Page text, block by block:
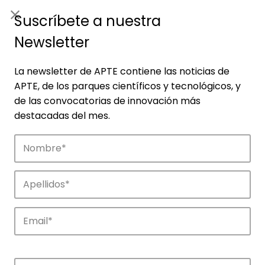
Suscríbete a nuestra
Newsletter
La newsletter de APTE contiene las noticias de
APTE, de los parques científicos y tecnológicos, y
de las convocatorias de innovación más
destacadas del mes.